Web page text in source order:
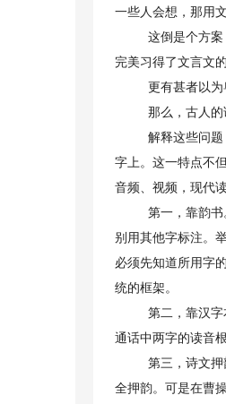
一些人会想，那用
这倒是个方
完美习得了文言文
更有甚者以
那么，古人
解释这些问
字上。这一特点不
音频、视频，现代
第一，靠韵
别用其他字标注。
必须先知道所用字
统的框架。
第二，靠汉
通话中两字的读音
第三，诗文
全押韵。可是在曹